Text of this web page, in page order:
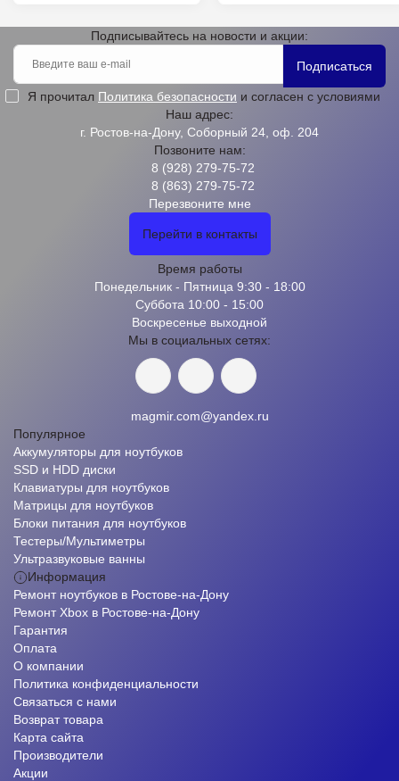
Подписывайтесь на новости и акции:
Подписаться
Я прочитал Политика безопасности и согласен с условиями
Наш адрес:
г. Ростов-на-Дону, Соборный 24, оф. 204
Позвоните нам:
8 (928) 279-75-72
8 (863) 279-75-72
Перезвоните мне
Перейти в контакты
Время работы
Понедельник - Пятница 9:30 - 18:00
Суббота 10:00 - 15:00
Воскресенье выходной
Мы в социальных сетях:
magmir.com@yandex.ru
Популярное
Аккумуляторы для ноутбуков
SSD и HDD диски
Клавиатуры для ноутбуков
Матрицы для ноутбуков
Блоки питания для ноутбуков
Тестеры/Мультиметры
Ультразвуковые ванны
Информация
Ремонт ноутбуков в Ростове-на-Дону
Ремонт Xbox в Ростове-на-Дону
Гарантия
Оплата
О компании
Политика конфиденциальности
Связаться с нами
Возврат товара
Карта сайта
Производители
Акции